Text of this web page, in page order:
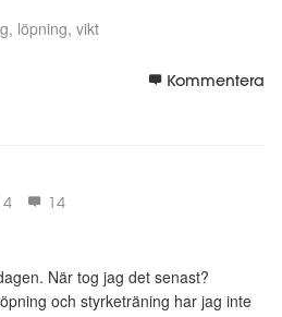
löpning vikt
Kommentera
4 14
När tog jag det senast?
och styrketräning har jag inte